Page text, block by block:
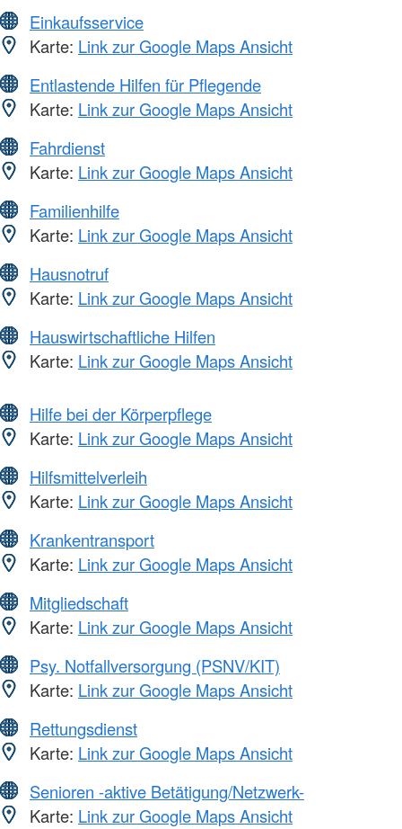
Einkaufsservice
Karte: Link zur Google Maps Ansicht
Entlastende Hilfen für Pflegende
Karte: Link zur Google Maps Ansicht
Fahrdienst
Karte: Link zur Google Maps Ansicht
Familienhilfe
Karte: Link zur Google Maps Ansicht
Hausnotruf
Karte: Link zur Google Maps Ansicht
Hauswirtschaftliche Hilfen
Karte: Link zur Google Maps Ansicht
Hilfe bei der Körperpflege
Karte: Link zur Google Maps Ansicht
Hilfsmittelverleih
Karte: Link zur Google Maps Ansicht
Krankentransport
Karte: Link zur Google Maps Ansicht
Mitgliedschaft
Karte: Link zur Google Maps Ansicht
Psy. Notfallversorgung (PSNV/KIT)
Karte: Link zur Google Maps Ansicht
Rettungsdienst
Karte: Link zur Google Maps Ansicht
Senioren -aktive Betätigung/Netzwerk-
Karte: Link zur Google Maps Ansicht